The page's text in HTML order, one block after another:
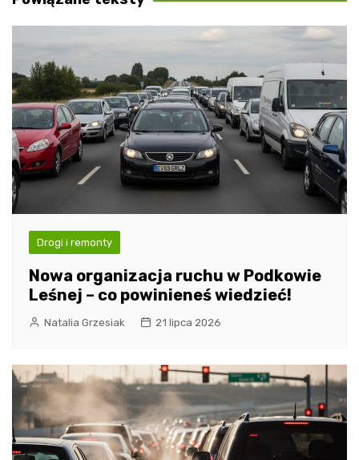
Drogi i remonty
Nowa organizacja ruchu w Podkowie
Leśnej – co powinieneś wiedzieć!
Natalia Grzesiak 21 lipca 2026